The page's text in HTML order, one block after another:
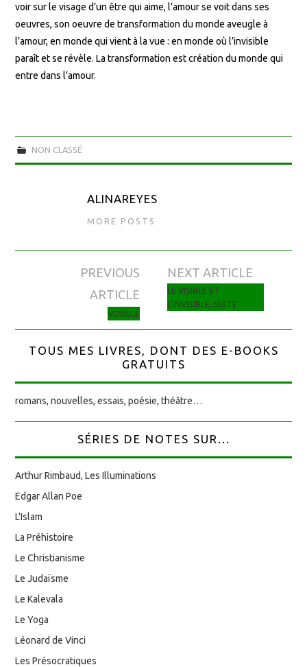
voir sur le visage d’un être qui aime, l’amour se voit dans ses
oeuvres, son oeuvre de transformation du monde aveugle à
l’amour, en monde qui vient à la vue : en monde où l’invisible
paraît et se révèle. La transformation est création du monde qui
entre dans l’amour.
NON CLASSÉ
ALINAREYES
MORE POSTS
Navigation des articles
PREVIOUS
ARTICLE
VOYAGE
NEXT ARTICLE
LE VISIBLE ET
L’INVISIBLE, SUITE
TOUS MES LIVRES, DONT DES E-BOOKS
GRATUITS
romans, nouvelles, essais, poésie, théâtre…
SÉRIES DE NOTES SUR...
Arthur Rimbaud, Les Illuminations
Edgar Allan Poe
L'Islam
La Préhistoire
Le Christianisme
Le Judaïsme
Le Kalevala
Le Yoga
Léonard de Vinci
Les Présocratiques